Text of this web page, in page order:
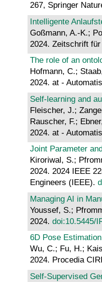
267, Springer
Intelligente
Goßmann, A.-K.;
2024. Zeitschrift
The role of an
Hofmann, C.;
2024. at -
Self-learning and
Fleischer, J.;
Rauscher, F.;
2024. at -
Joint Parameter
Kiroriwal, S.;
2024. 2024 IEEE
Engineers (IEEE).
Managing AI in
Youssef, S.;
2024. doi:10.5445/
6D Pose
Wu, C.; Fu, H.;
2024. Procedia
Self-Supervised